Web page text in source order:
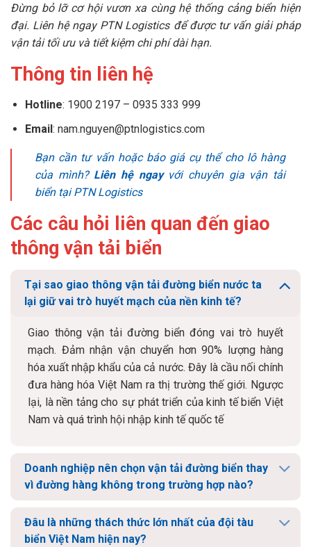
Đừng bỏ lỡ cơ hội vươn xa cùng hệ thống cảng biển hiện
đại. Liên hệ ngay PTN Logistics để được tư vấn giải pháp
vận tải tối ưu và tiết kiệm chi phí dài hạn.
Thông tin liên hệ
Hotline: 1900 2197 – 0935 333 999
Email: nam.nguyen@ptnlogistics.com
Bạn cần tư vấn hoặc báo giá cụ thể cho lô hàng
của mình? Liên hệ ngayvới chuyên gia vận tải
biển tại PTN Logistics
Các câu hỏi liên quan đến giao
thông vận tải biển
Tại sao giao thông vận tải đường biển nước ta
lại giữ vai trò huyết mạch của nền kinh tế?
Giao thông vận tải đường biển đóng vai trò huyết
mạch. Đảm nhận vận chuyển hơn 90% lượng hàng
hóa xuất nhập khẩu của cả nước. Đây là cầu nối chính
đưa hàng hóa Việt Nam ra thị trường thế giới. Ngược
lại, là nền tảng cho sự phát triển của kinh tế biển Việt
Nam và quá trình hội nhập kinh tế quốc tế
Doanh nghiệp nên chọn vận tải đường biển thay
vì đường hàng không trong trường hợp nào?
Đâu là những thách thức lớn nhất của đội tàu
biển Việt Nam hiện nay?